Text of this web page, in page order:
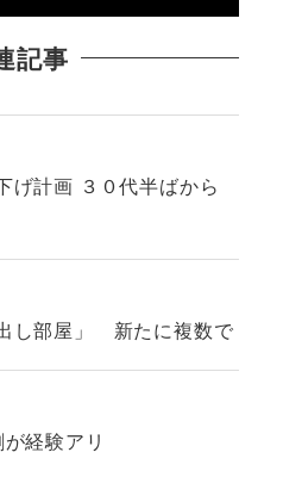
記事
げ計画 ３０代半ばから
し部屋」 新たに複数で
経験アリ